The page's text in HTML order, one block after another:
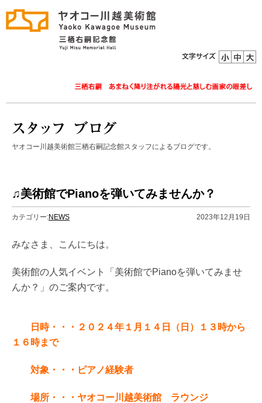
ヤオコー川越美術館三栖右嗣記念館スタッフによるブログです。
♫美術館でPianoを弾いてみませんか？
カテゴリー:NEWS 2023年12月19日
みなさま、こんにちは。
美術館の人気イベント「美術館でPianoを弾いてみませ
んか？」のご案内です。
日時・・・２０２４年１月１４日（日）１３時から
１６時まで
対象・・・ピアノ経験者
場所・・・ヤオコー川越美術館 ラウンジ